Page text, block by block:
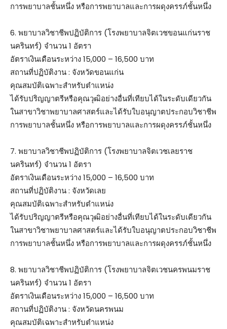
การพยาบาลชั้นหนึ่ง หรือการพยาบาลและการผดุงครรภ์ชั้นหนึ่ง
6. พยาบาลวิชาชีพปฏิบัติการ (โรงพยาบาลจิตเวชขอนแก่นราช
นครินทร์) จำนวน 1 อัตรา
อัตราเงินเดือนระหว่าง 15,000 – 16,500 บาท
สถานที่ปฏิบัติงาน : จังหวัดขอนแก่น
คุณสมบัติเฉพาะสำหรับตำแหน่ง
ได้รับปริญญาตรีหรือคุณวุฒิอย่างอื่นที่เทียบได้ในระดับเดียวกัน
ในสาขาวิชาพยาบาลศาสตร์และได้รับใบอนุญาตประกอบวิชาชีพ
การพยาบาลชั้นหนึ่ง หรือการพยาบาลและการผดุงครรภ์ชั้นหนึ่ง
7. พยาบาลวิชาชีพปฏิบัติการ (โรงพยาบาลจิตเวชเลยราช
นครินทร์) จำนวน 1 อัตรา
อัตราเงินเดือนระหว่าง 15,000 – 16,500 บาท
สถานที่ปฏิบัติงาน : จังหวัดเลย
คุณสมบัติเฉพาะสำหรับตำแหน่ง
ได้รับปริญญาตรีหรือคุณวุฒิอย่างอื่นที่เทียบได้ในระดับเดียวกัน
ในสาขาวิชาพยาบาลศาสตร์และได้รับใบอนุญาตประกอบวิชาชีพ
การพยาบาลชั้นหนึ่ง หรือการพยาบาลและการผดุงครรภ์ชั้นหนึ่ง
8. พยาบาลวิชาชีพปฏิบัติการ (โรงพยาบาลจิตเวชนครพนมราช
นครินทร์) จำนวน 1 อัตรา
อัตราเงินเดือนระหว่าง 15,000 – 16,500 บาท
สถานที่ปฏิบัติงาน : จังหวัดนครพนม
คุณสมบัติเฉพาะสำหรับตำแหน่ง